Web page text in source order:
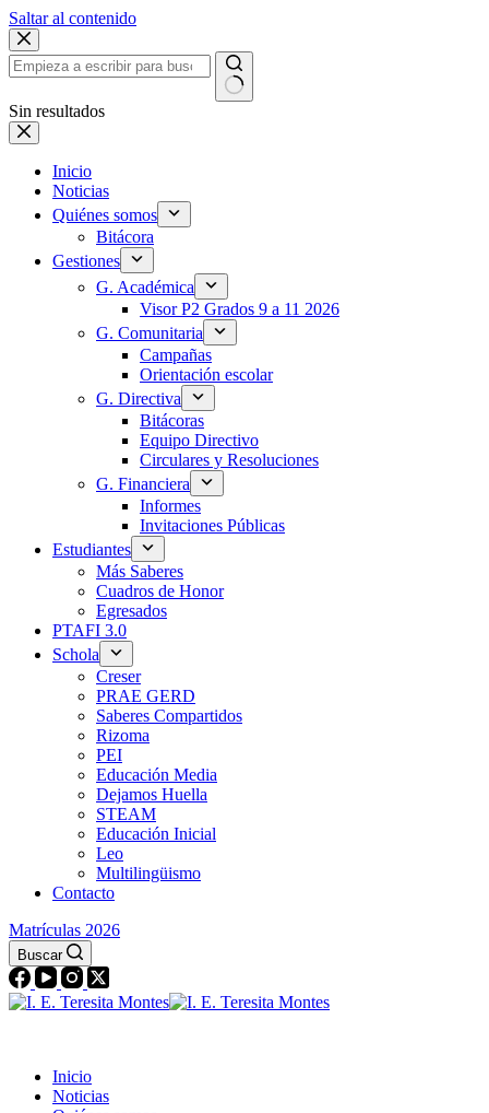
Saltar al contenido
Sin resultados
Inicio
Noticias
Quiénes somos
Bitácora
Gestiones
G. Académica
Visor P2 Grados 9 a 11 2026
G. Comunitaria
Campañas
Orientación escolar
G. Directiva
Bitácoras
Equipo Directivo
Circulares y Resoluciones
G. Financiera
Informes
Invitaciones Públicas
Estudiantes
Más Saberes
Cuadros de Honor
Egresados
PTAFI 3.0
Schola
Creser
PRAE GERD
Saberes Compartidos
Rizoma
PEI
Educación Media
Dejamos Huella
STEAM
Educación Inicial
Leo
Multilingüismo
Contacto
Matrículas 2026
Buscar
Inicio
Noticias